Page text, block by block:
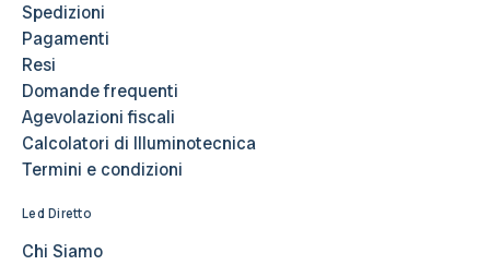
Spedizioni
Pagamenti
Resi
Domande frequenti
Agevolazioni fiscali
Calcolatori di Illuminotecnica
Termini e condizioni
Led Diretto
Chi Siamo